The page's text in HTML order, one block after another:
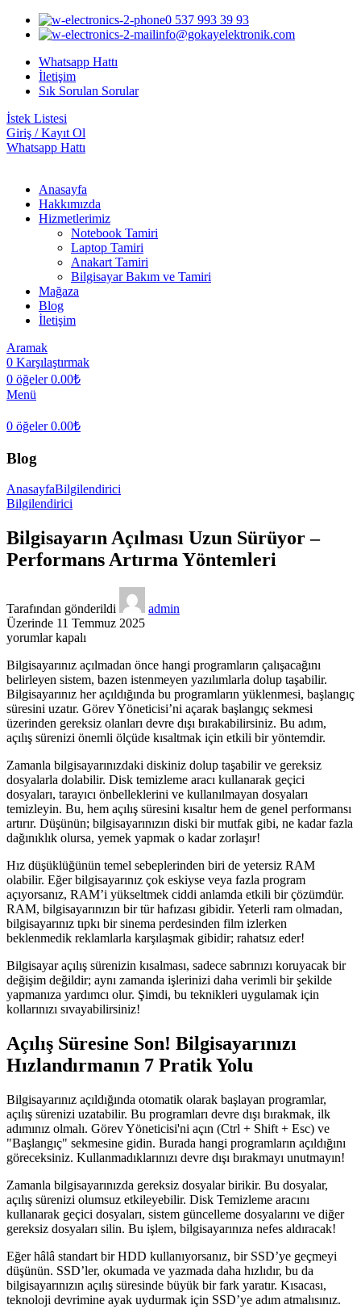
0 537 993 39 93
info@gokayelektronik.com
Whatsapp Hattı
İletişim
Sık Sorulan Sorular
İstek Listesi
Giriş / Kayıt Ol
Whatsapp Hattı
Anasayfa
Hakkımızda
Hizmetlerimiz
Notebook Tamiri
Laptop Tamiri
Anakart Tamiri
Bilgisayar Bakım ve Tamiri
Mağaza
Blog
İletişim
Aramak
0 Karşılaştırmak
0 öğeler 0.00₺
Menü
0 öğeler 0.00₺
Blog
AnasayfaBilgilendirici
Bilgilendirici
Bilgisayarın Açılması Uzun Sürüyor –
Performans Artırma Yöntemleri
Tarafından gönderildi
admin
Üzerinde 11 Temmuz 2025
Bilgisayarın
Uzun
Sürüyor
–
Performans
Artırma
Yöntemleri
yorumlar kapalı
Bilgisayarınız açılmadan önce hangi programların çalışacağını
belirleyen sistem, bazen istenmeyen yazılımlarla dolup taşabilir.
Bilgisayarınız her açıldığında bu programların yüklenmesi, başlangıç
süresini uzatır. Görev Yöneticisi’ni açarak başlangıç sekmesi
üzerinden gereksiz olanları devre dışı bırakabilirsiniz. Bu adım,
açılış sürenizi önemli ölçüde kısaltmak için etkili bir yöntemdir.
Zamanla bilgisayarınızdaki diskiniz dolup taşabilir ve gereksiz
dosyalarla dolabilir. Disk temizleme aracı kullanarak geçici
dosyaları, tarayıcı önbelleklerini ve kullanılmayan dosyaları
temizleyin. Bu, hem açılış süresini kısaltır hem de genel performansı
artırır. Düşünün; bilgisayarınızın diski bir mutfak gibi, ne kadar fazla
dağınıklık olursa, yemek yapmak o kadar zorlaşır!
Hız düşüklüğünün temel sebeplerinden biri de yetersiz RAM
olabilir. Eğer bilgisayarınız çok eskiyse veya fazla program
açıyorsanız, RAM’i yükseltmek ciddi anlamda etkili bir çözümdür.
RAM, bilgisayarınızın bir tür hafızası gibidir. Yeterli ram olmadan,
bilgisayarınız tıpkı bir sinema perdesinden film izlerken
beklenmedik reklamlarla karşılaşmak gibidir; rahatsız eder!
Bilgisayar açılış sürenizin kısalması, sadece sabrınızı koruyacak bir
değişim değildir; aynı zamanda işlerinizi daha verimli bir şekilde
yapmanıza yardımcı olur. Şimdi, bu teknikleri uygulamak için
kollarınızı sıvayabilirsiniz!
Açılış Süresine Son! Bilgisayarınızı
Hızlandırmanın 7 Pratik Yolu
Bilgisayarınız açıldığında otomatik olarak başlayan programlar,
açılış sürenizi uzatabilir. Bu programları devre dışı bırakmak, ilk
adımınız olmalı. Görev Yöneticisi'ni açın (Ctrl + Shift + Esc) ve
"Başlangıç" sekmesine gidin. Burada hangi programların açıldığını
göreceksiniz. Kullanmadıklarınızı devre dışı bırakmayı unutmayın!
Zamanla bilgisayarınızda gereksiz dosyalar birikir. Bu dosyalar,
açılış sürenizi olumsuz etkileyebilir. Disk Temizleme aracını
kullanarak geçici dosyaları, sistem güncelleme dosyalarını ve diğer
gereksiz dosyaları silin. Bu işlem, bilgisayarınıza nefes aldıracak!
Eğer hâlâ standart bir HDD kullanıyorsanız, bir SSD’ye geçmeyi
düşünün. SSD’ler, okumada ve yazmada daha hızlıdır, bu da
bilgisayarınızın açılış süresinde büyük bir fark yaratır. Kısacası,
teknoloji devrimine ayak uydurmak için SSD’ye adım atmalısınız.